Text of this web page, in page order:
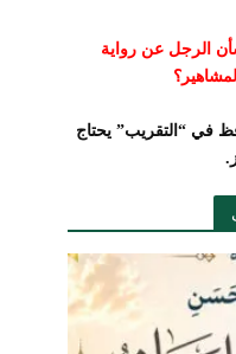
الرجل عن رواية
في “التقريب” يحتاج